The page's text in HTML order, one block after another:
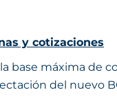
y cotizaciones
base máxima de
del nuevo